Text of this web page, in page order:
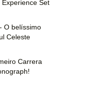
Set
O belíssimo
Celeste
Carrera